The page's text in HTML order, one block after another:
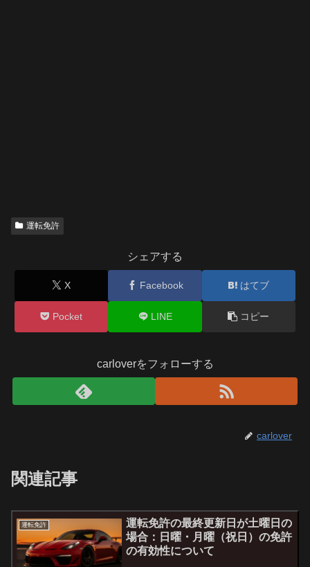
運転免許
シェアする
X Facebook はてブ
Pocket LINE コピー
carloverをフォローする
carlover
関連記事
運転免許
運転免許の最終更新日が土曜日の
場合：日曜・月曜（祝日）の免許
の有効性について